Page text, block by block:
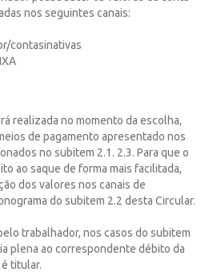
nos seguintes canais:
contasinativas
realizada no momento da escolha,
de pagamento apresentado nos
no subitem 2.1. 2.3. Para que o
ao saque de forma mais facilitada,
dos valores nos canais de
do subitem 2.2 desta Circular.
trabalhador, nos casos do subitem
plena ao correspondente débito da
titular.